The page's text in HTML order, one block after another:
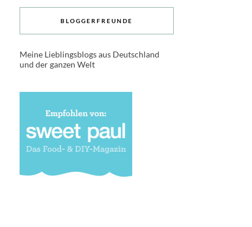
BLOGGERFREUNDE
Meine Lieblingsblogs aus Deutschland
und der ganzen Welt